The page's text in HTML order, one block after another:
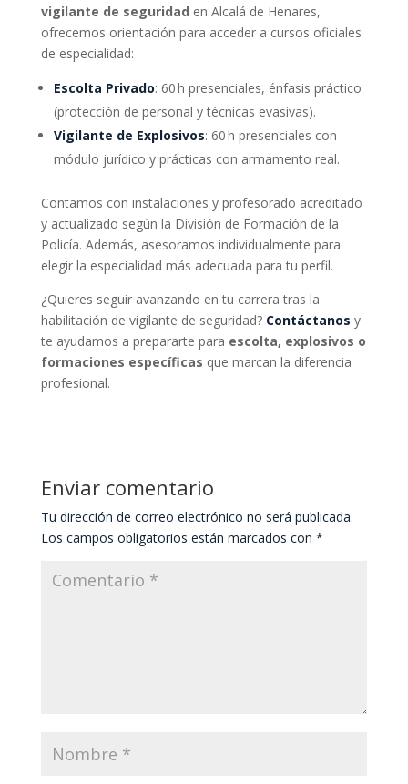
vigilante de seguridad en Alcalá de Henares,
ofrecemos orientación para acceder a cursos oficiales
de especialidad:
Escolta Privado: 60 h presenciales, énfasis práctico
(protección de personal y técnicas evasivas).
Vigilante de Explosivos: 60 h presenciales con
módulo jurídico y prácticas con armamento real.
Contamos con instalaciones y profesorado acreditado
y actualizado según la División de Formación de la
Policía. Además, asesoramos individualmente para
elegir la especialidad más adecuada para tu perfil.
¿Quieres seguir avanzando en tu carrera tras la
habilitación de vigilante de seguridad? Contáctanos y
te ayudamos a prepararte para escolta, explosivos o
formaciones específicas que marcan la diferencia
profesional.
Enviar comentario
Tu dirección de correo electrónico no será publicada.
Los campos obligatorios están marcados con *